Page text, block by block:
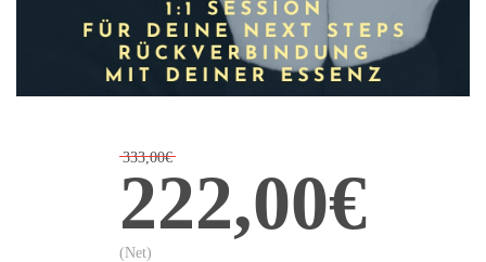
333,00€
222,00€
(Net)